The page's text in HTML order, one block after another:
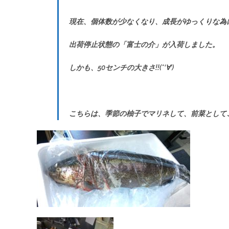
現在、個体数が少なくなり、成長がゆっくりな為
出荷停止状態の「富士の介」が入荷しました。
しかも、50センチの大きさ!!(*‘∀‘)
こちらは、季節の柚子でマリネして、前菜として